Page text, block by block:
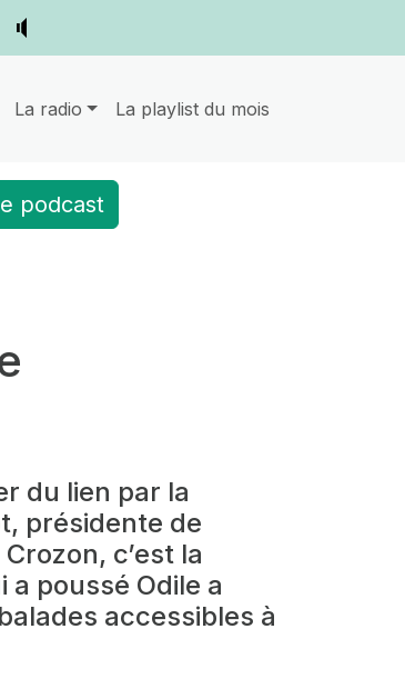
La radio La playlist du mois
podcast
du lien par la
présidente de
c’est la
a poussé Odile a
accessibles à